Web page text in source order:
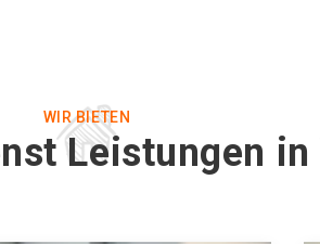
WIR BIETEN
Leistungen in